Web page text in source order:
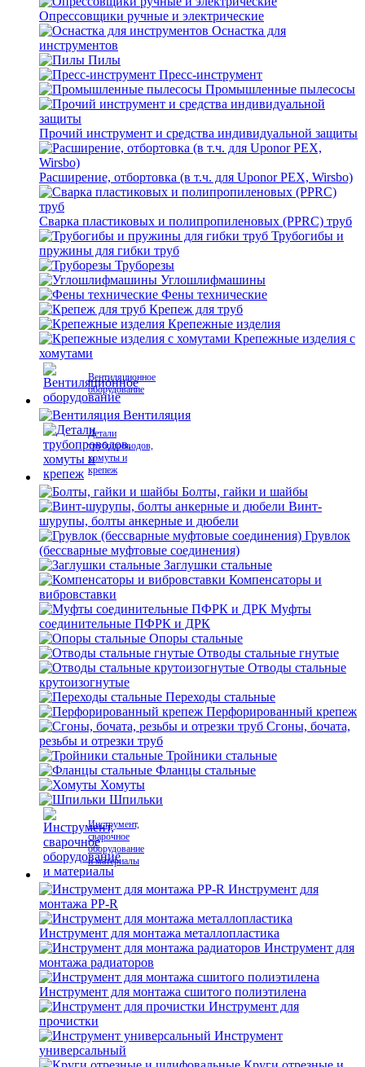
Опрессовщики ручные и электрические
Оснастка для
инструментов
Пилы
Пресс-инструмент
Промышленные пылесосы
Прочий инструмент и средства индивидуальной защиты
Расширение, отбортовка (в т.ч. для Uponor PEX, Wirsbo)
Сварка пластиковых и полипропиленовых (PPRC) труб
Трубогибы и
пружины для гибки труб
Труборезы
Углошлифмашины
Фены технические
Крепеж для труб
Крепежные изделия
Крепежные изделия с
хомутами
Вентиляционное
оборудование
Вентиляция
Детали
трубопроводов,
хомуты и
крепеж
Болты, гайки и шайбы
Винт-
шурупы, болты анкерные и дюбели
Грувлок
(бессварные муфтовые соединения)
Заглушки стальные
Компенсаторы и
вибровставки
Муфты
соединительные ПФРК и ДРК
Опоры стальные
Отводы стальные гнутые
Отводы стальные
крутоизогнутые
Переходы стальные
Перфорированный крепеж
Сгоны, бочата,
резьбы и отрезки труб
Тройники стальные
Фланцы стальные
Хомуты
Шпильки
Инструмент,
сварочное
оборудование
и материалы
Инструмент для
монтажа PP-R
Инструмент для монтажа металлопластика
Инструмент для
монтажа радиаторов
Инструмент для монтажа сшитого полиэтилена
Инструмент для
прочистки
Инструмент
универсальный